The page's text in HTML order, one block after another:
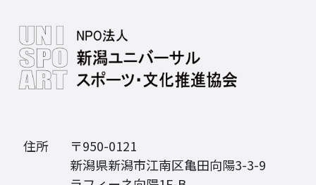
住所
〒950-0121
新潟県新潟市江南区亀田向陽3-3-9